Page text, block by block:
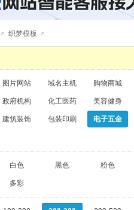
> 织梦模板 >
图片网站 域名主机 购物商城
政府机构 化工医药 美容健身
建筑装饰 包装印刷 电子五金
白色 黑色 粉色
多彩